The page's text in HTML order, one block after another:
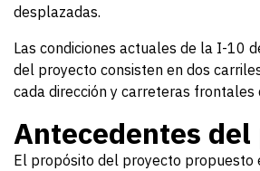
desplazadas.
Las condiciones actuales de la I-10
del proyecto consisten en dos
cada dirección y carreteras frontales
Antecedentes del
El propósito del proyecto propuesto